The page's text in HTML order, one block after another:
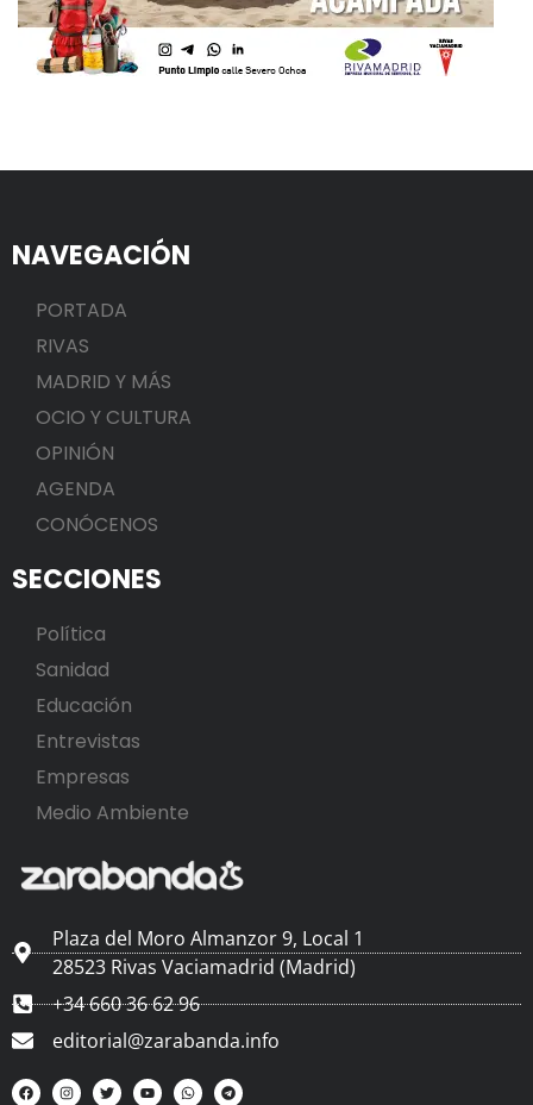
NAVEGACIÓN
PORTADA
RIVAS
MADRID Y MÁS
OCIO Y CULTURA
OPINIÓN
AGENDA
CONÓCENOS
SECCIONES
Política
Sanidad
Educación
Entrevistas
Empresas
Medio Ambiente
Plaza del Moro Almanzor 9, Local 1
28523 Rivas Vaciamadrid (Madrid)
+34 660 36 62 96
editorial@zarabanda.info